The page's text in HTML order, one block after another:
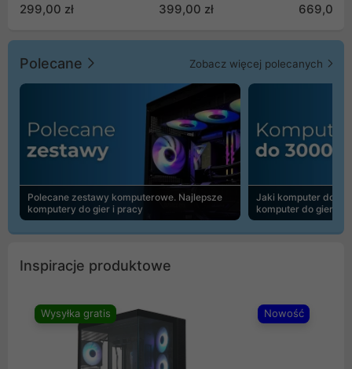
299,00 zł 399,00 zł 669,00
Polecane Zobacz więcej polecanych
Polecane zestawy komputerowe. Najlepsze
komputery do gier i pracy
Jaki komputer do
komputer do gier |
Inspiracje produktowe
Wysyłka gratis Nowość